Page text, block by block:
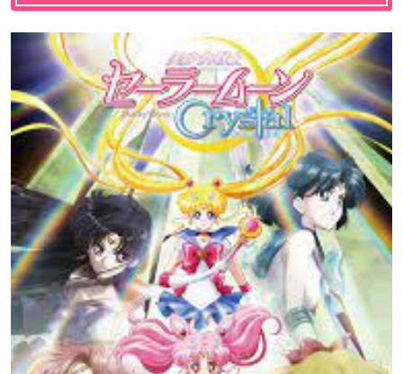
野島健児
タキシード仮面
広橋涼
ルナ
大林洋平
アルテミス
中川翔子
ダイアナ
よのひかり
カオリナイト
桐本拓哉
土萠教授
声優：皆川純子 声優：大原さやか
ン
声優：大原さやか
土萠ほたる
声優：藤井ゆきよ
セーラーサターン
声優：藤井ゆきよ
地場衛
声優：野島健児